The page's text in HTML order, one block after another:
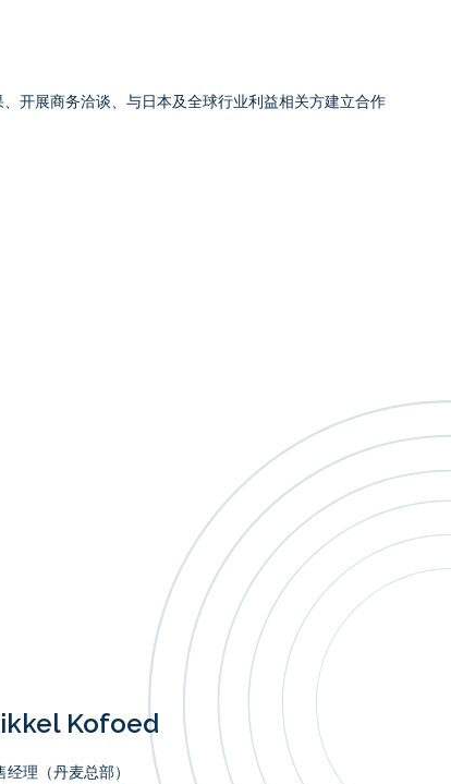
开展商务洽谈、与日本及全球行业利益相关方建立合作
Kofoed
经理（丹麦总部）